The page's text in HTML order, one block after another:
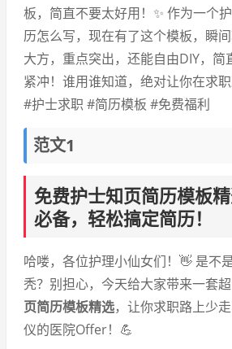
板，简直不要太好用！✨ 作为一个
历怎么写，现在有了这个模板，瞬
大方，重点突出，还能自由DIY，简
紧冲！谁用谁知道，绝对让你在求
#护士求职 #简历模板 #免费福利
范文1
免费护士知页简历模板
必备，轻松搞定简历！
哈喽，各位护理小仙女们！👋 是不
秃？别担心，今天给大家带来一套
页简历模板精选，让你求职路上少
仪的医院Offer！💪